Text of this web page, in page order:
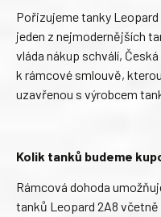
Pořizujeme tanky
jeden z nejmodernějších
vláda nákup schválí,
k rámcové smlouvě,
uzavřenou s výrobcem
Kolik tanků budeme
Rámcová dohoda
tanků Leopard 2A8